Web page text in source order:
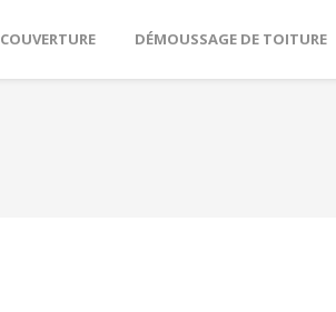
COUVERTURE DÉMOUSSAGE DE TOITURE